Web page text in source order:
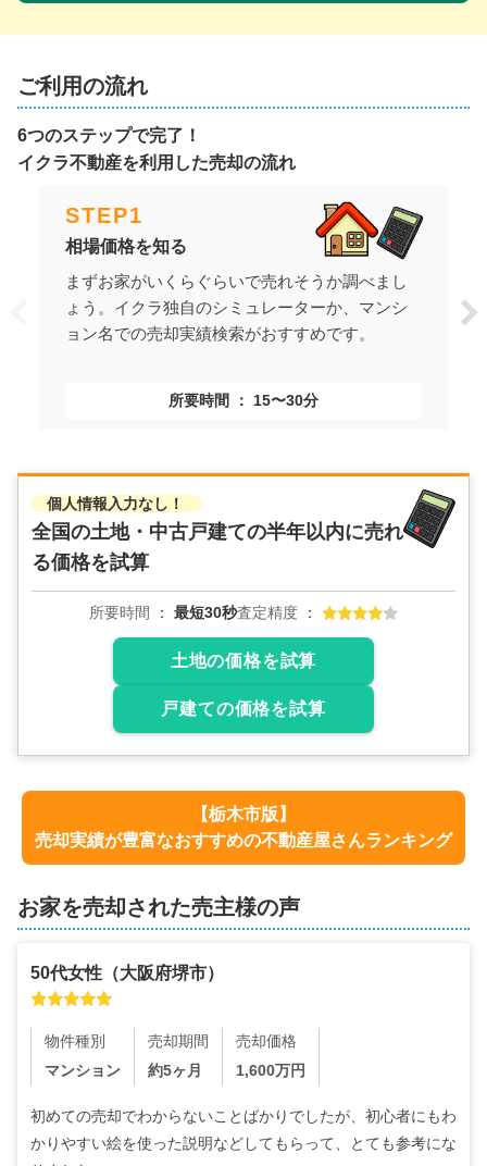
ご利用の流れ
6つのステップで完了！
イクラ不動産を利用した売却の流れ
STEP1
相場価格を知る
まずお家がいくらぐらいで売れそうか調べまし
ょう。イクラ独自のシミュレーターか、マンシ
ョン名での売却実績検索がおすすめです。
所要時間 15〜30分
個人情報入力なし！
全国の土地・中古戸建ての半年以内に売れ
る価格を試算
所要時間 最短30秒査定精度
土地の価格を試算
戸建ての価格を試算
【栃木市版】
売却実績が豊富なおすすめの不動産屋さんランキング
お家を売却された売主様の声
50代女性 （大阪府堺市）
物件種別
マンション
売却期間
約5ヶ月
売却価格
1,600万円
初めての売却でわからないことばかりでしたが、初心者にもわ
かりやすい絵を使った説明などしてもらって、とても参考にな